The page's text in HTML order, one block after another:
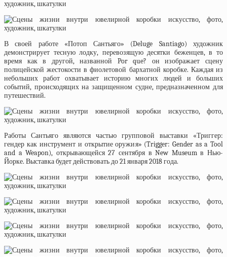
В своей работе «Потоп Сантьяго» (Deluge Santiago) художник
демонстрирует тесную лодку, перевозящую десятки беженцев, в то
время как в другой, названной Por que? он изображает сцену
полицейской жестокости в фиолетовой бархатной коробке. Каждая из
небольших работ охватывает историю многих людей и больших
событий, происходящих на защищенном судне, предназначенном для
путешествий.
Работы Сантьяго являются частью групповой выставки «Триггер:
гендер как инструмент и открытие оружия» (Trigger: Gender as a Tool
and a Weapon), открывающейся 27 сентября в New Museum в Нью-
Йорке. Выставка будет действовать до 21 января 2018 года.